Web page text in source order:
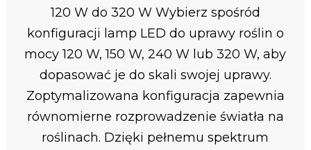
120 W do 320 W Wybierz spośród
konfiguracji lamp LED do uprawy roślin o
mocy 120 W, 150 W, 240 W lub 320 W, aby
dopasować je do skali swojej uprawy.
Zoptymalizowana konfiguracja zapewnia
równomierne rozprowadzenie światła na
roślinach. Dzięki pełnemu spektrum